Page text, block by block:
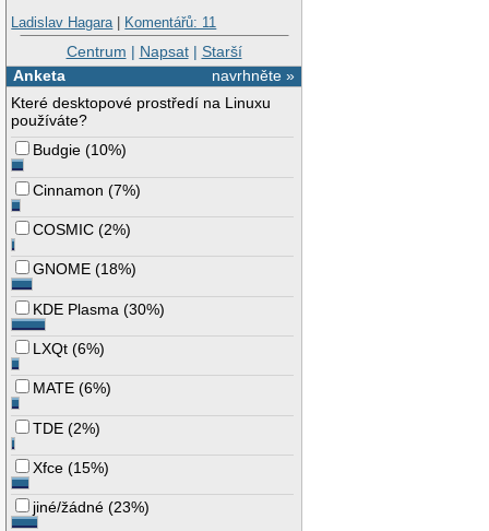
Ladislav Hagara| Komentářů: 11
Centrum | Napsat| Starší
navrhněte »
Anketa
Které desktopové prostředí na Linuxu
používáte?
Budgie (10%)
Cinnamon (7%)
COSMIC (2%)
GNOME (18%)
KDE Plasma (30%)
LXQt (6%)
MATE (6%)
TDE (2%)
Xfce (15%)
jiné/žádné (23%)